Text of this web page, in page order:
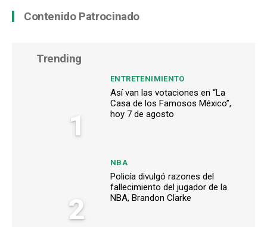
Contenido Patrocinado
Trending
1
ENTRETENIMIENTO
Así van las votaciones en “La
Casa de los Famosos México”,
hoy 7 de agosto
2
NBA
Policía divulgó razones del
fallecimiento del jugador de la
NBA, Brandon Clarke